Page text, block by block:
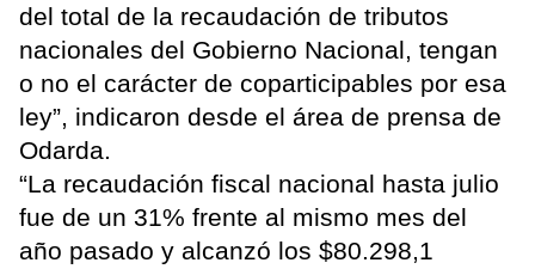
del total de la recaudación de tributos
nacionales del Gobierno Nacional, tengan
o no el carácter de coparticipables por esa
ley”, indicaron desde el área de prensa de
Odarda.
“La recaudación fiscal nacional hasta julio
fue de un 31% frente al mismo mes del
año pasado y alcanzó los $80.298,1